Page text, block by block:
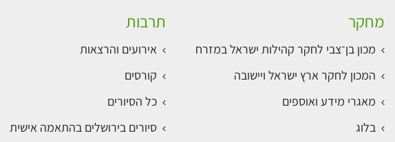
מחקר
מכון בן־צבי לחקר קהילות ישראל במזרח
המכון לחקר ארץ ישראל ויישובה
מאגרי מידע ואוספים
בלוג
תרבות
אירועים והרצאות
קורסים
כל הסיורים
סיורים בירושלים בהתאמה אישית